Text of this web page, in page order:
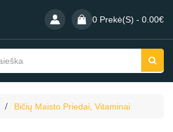
0 Prekė(s) - 0.00€
Bičių Maisto Priedai, Vitaminai